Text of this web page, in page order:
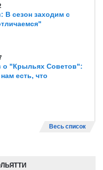
В сезон заходим с
о "Крыльях Советов":
есть, что
Весь список